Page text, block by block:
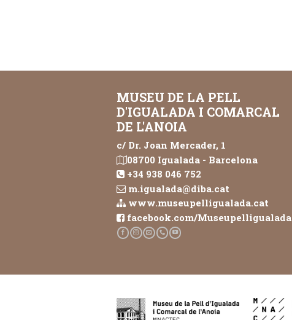
MUSEU DE LA PELL
D'IGUALADA I COMARCAL
DE L'ANOIA
c/ Dr. Joan Mercader, 1
08700 Igualada - Barcelona
+34 938 046 752
m.igualada@diba.cat
www.museupelligualada.cat
facebook.com/Museupelligualada